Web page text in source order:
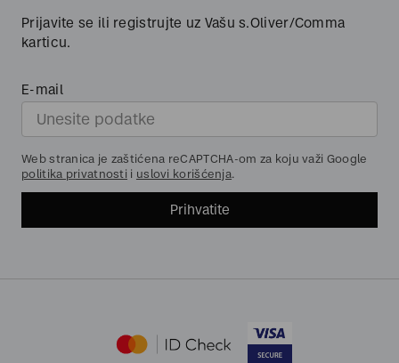
Prijavite se ili registrujte uz Vašu s.Oliver/Comma
karticu.
E-mail
Web stranica je zaštićena reCAPTCHA-om za koju važi Google
politika privatnosti i uslovi korišćenja.
Prihvatite